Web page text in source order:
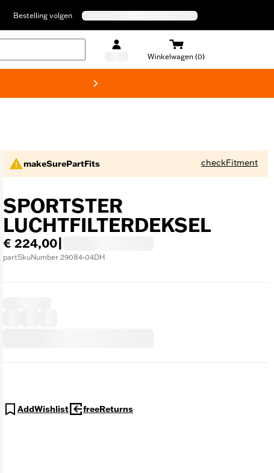
Bestelling volgen
Winkelwagen (0)
makeSurePartFits checkFitment
SPORTSTER
LUCHTFILTERDEKSEL
€ 224,00
partSkuNumber 29084-04DH
AddWishlist freeReturns